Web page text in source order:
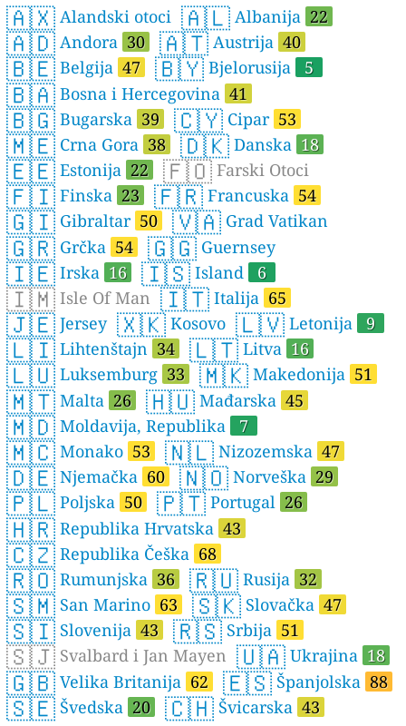
🇦🇽 Alandski otoci 🇦🇱 Albanija 22
🇦🇩 Andora 30 🇦🇹 Austrija 40
🇧🇪 Belgija 47 🇧🇾 Bjelorusija 5
🇧🇦 Bosna i Hercegovina 41
🇧🇬 Bugarska 39 🇨🇾 Cipar 53
🇲🇪 Crna Gora 38 🇩🇰 Danska 18
🇪🇪 Estonija 22 🇫🇴 Farski Otoci
🇫🇮 Finska 23 🇫🇷 Francuska 54
🇬🇮 Gibraltar 50 🇻🇦 Grad Vatikan
🇬🇷 Grčka 54 🇬🇬 Guernsey
🇮🇪 Irska 16 🇮🇸 Island 6
🇮🇲 Isle Of Man 🇮🇹 Italija 65
🇯🇪 Jersey 🇽🇰 Kosovo 🇱🇻 Letonija 9
🇱🇮 Lihtenštajn 34 🇱🇹 Litva 16
🇱🇺 Luksemburg 33 🇲🇰 Makedonija 51
🇲🇹 Malta 26 🇭🇺 Mađarska 45
🇲🇩 Moldavija, Republika 7
🇲🇨 Monako 53 🇳🇱 Nizozemska 47
🇩🇪 Njemačka 60 🇳🇴 Norveška 29
🇵🇱 Poljska 50 🇵🇹 Portugal 26
🇭🇷 Republika Hrvatska 43
🇨🇿 Republika Češka 68
🇷🇴 Rumunjska 36 🇷🇺 Rusija 32
🇸🇲 San Marino 63 🇸🇰 Slovačka 47
🇸🇮 Slovenija 43 🇷🇸 Srbija 51
🇸🇯 Svalbard i Jan Mayen 🇺🇦 Ukrajina 18
🇬🇧 Velika Britanija 62 🇪🇸 Španjolska 88
🇸🇪 Švedska 20 🇨🇭 Švicarska 43